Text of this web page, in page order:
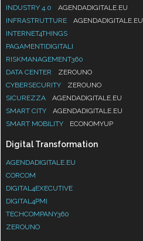
INDUSTRY 4.0
AGENDADIGITALE.EU
INFRASTRUTTURE
AGENDADIGITALE.EU
INTERNET4THINGS
PAGAMENTIDIGITALI
RISKMANAGEMENT360
DATA CENTER
ZEROUNO
CYBERSECURITY
ZEROUNO
SICUREZZA
AGENDADIGITALE.EU
SMART CITY
AGENDADIGITALE.EU
SMART MOBILITY
ECONOMYUP
Digital Transformation
AGENDADIGITALE.EU
CORCOM
DIGITAL4EXECUTIVE
DIGITAL4PMI
TECHCOMPANY360
ZEROUNO